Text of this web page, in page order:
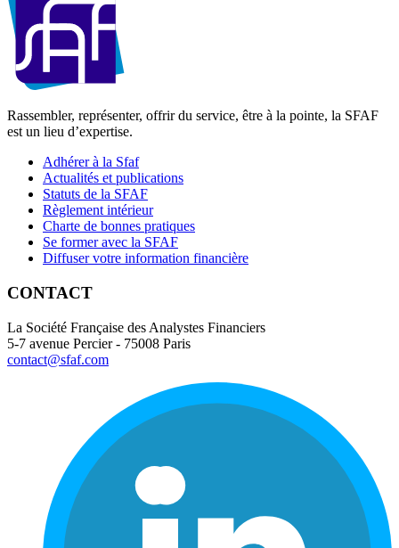
Rassembler, représenter, offrir du service, être à la pointe, la SFAF
est un lieu d’expertise.
Adhérer à la Sfaf
Actualités et publications
Statuts de la SFAF
Règlement intérieur
Charte de bonnes pratiques
Se former avec la SFAF
Diffuser votre information financière
CONTACT
La Société Française des Analystes Financiers
5-7 avenue Percier - 75008 Paris
contact@sfaf.com